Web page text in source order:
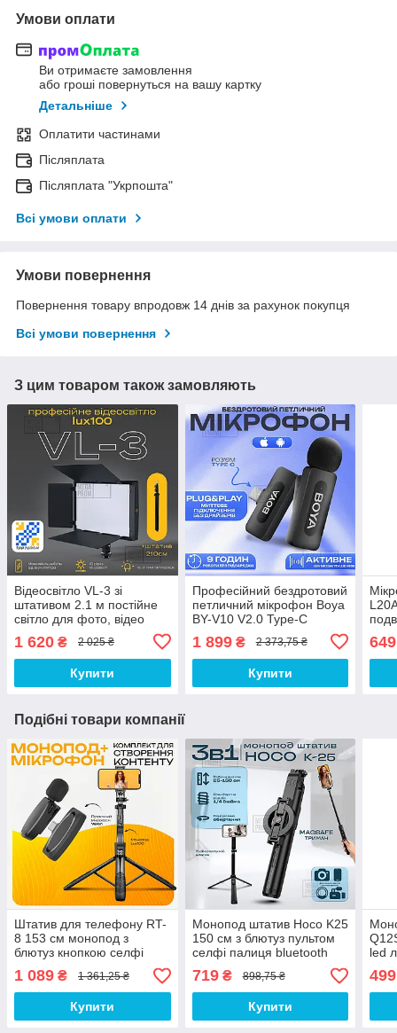
Умови оплати
Ви отримаєте замовлення
або гроші повернуться на вашу картку
Детальніше
Оплатити частинами
Післяплата
Післяплата "Укрпошта"
Всі умови оплати
Умови повернення
Повернення товару впродовж 14 днів за рахунок покупця
Всі умови повернення
З цим товаром також замовляють
Відеосвітло VL-3 зі
штативом 2.1 м постійне
світло для фото, відео
лампа для фону. Студійне
світло
1 620 ₴ 2 025 ₴
Купити
Професійний бездротовий
петличний мікрофон Boya
BY-V10 V2.0 Type-C
андроїда
1 899₴ 2 373,75 ₴
Купити
649
Подібні товари компанії
Штатив для телефону RT-
8 153 см монопод з
блютуз кнопкою селфі
палиця + мікрофон-
петлічка M18-C Type-C
1 089 ₴ 1 361,25 ₴
Купити
Монопод штатив Hoco K25
150 см з блютуз пультом
селфі палиця bluetooth
кнопка стійка палиця для
селфі відео
719₴ 898,75 ₴
Купити
led
з
499